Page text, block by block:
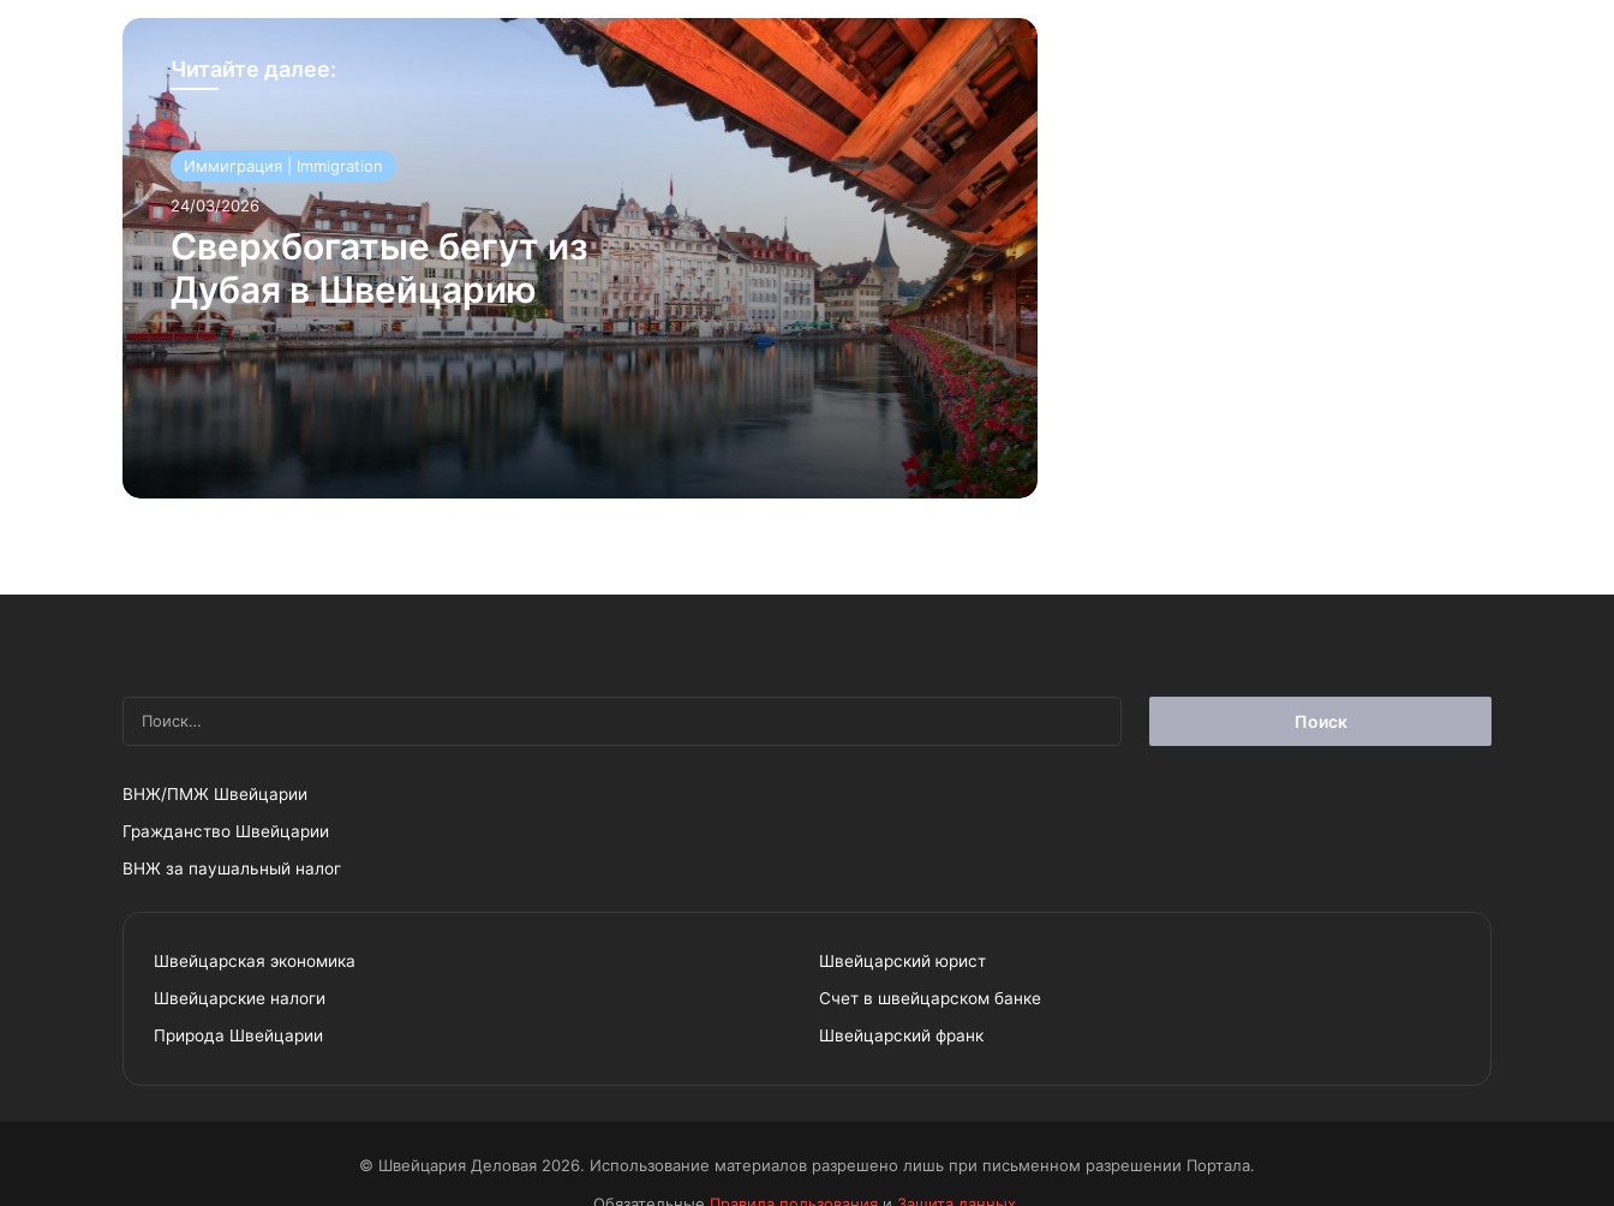
Читайте далее:
Иммиграция | Immigration
24/03/2026
Сверхбогатые бегут из
Дубая в Швейцарию
Швейцария голосует: как проходит
референдум 8 марта 2026
Дубай, или как успешно продать
ощущение(!) безопасности
Аргау и Берн заставят рестораны
принимать наличку?
За 12 месяцев: доллар потерял к
франку 10,8%
Как в Баден-Вюртемберге
прикармливают «журналистов»
ВНЖ/ПМЖ Швейцарии
Гражданство Швейцарии
ВНЖ за паушальный налог
Швейцарская экономика
Швейцарские налоги
Природа Швейцарии
Швейцарский юрист
Счет в швейцарском банке
Швейцарский франк
© Швейцария Деловая 2026. Использование материалов разрешено лишь при письменном разрешении Портала.